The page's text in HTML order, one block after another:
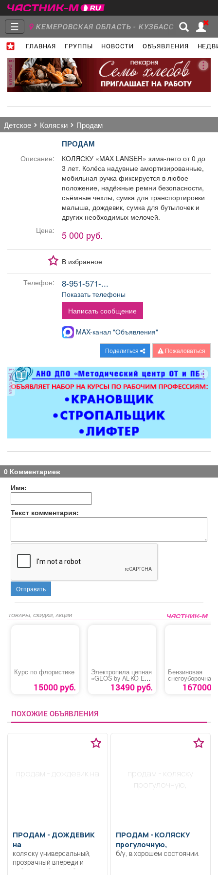
☰ КЕМЕРОВСКАЯ ОБЛАСТЬ - КУЗБАСС
ГЛАВНАЯ ГРУППЫ НОВОСТИ ОБЪЯВЛЕНИЯ
Главная
Группы Новости
Транспорт Компании
Товары
Я - пенсионер
реклама
детское коляски продам
ПРОДАМ
Описание:
КОЛЯСКУ «MAX LANSER» зима-лето от 0 до
3 лет. Колёса надувные амортизированные,
мобильная ручка фиксируется в любое
положение, надёжные ремни безопасности,
съёмные чехлы, сумка для транспортировки
малыша, дождевик, сумка для бутылочек и
других необходимых мелочей.
Цена:
5 000 руб.
В избранное
Телефон: 8-951-571-...
Показать телефоны
Написать сообщение
MAX-канал "Объявления"
Поделиться Пожаловаться
реклама
0 Комментариев
Имя:
Текст комментария:
Отправить
ТОВАРЫ, СКИДКИ, АКЦИИ
Курс по флористике
15000 руб.
Электропила цепная
«GEOS by AL-KO EKS
13490 руб.
Бензиновая
снегоуборочная
машина «Denzel
711DT PRO»
167000
ПОХОЖИЕ ОБЪЯВЛЕНИЯ
продам - дождевик на
ПРОДАМ - ДОЖДЕВИК
на
коляску универсальный,
прозрачный впереди и
нейлоновый черный сзади,
продам - коляску
прогулочную,
ПРОДАМ - КОЛЯСКУ
прогулочную,
б/у, в хорошем состоянии.